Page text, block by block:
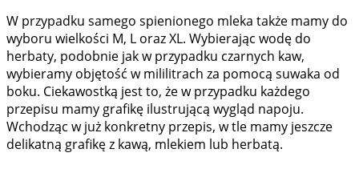
W przypadku samego spienionego mleka także mamy do
wyboru wielkości M, L oraz XL. Wybierając wodę do
herbaty, podobnie jak w przypadku czarnych kaw,
wybieramy objętość w mililitrach za pomocą suwaka od
boku. Ciekawostką jest to, że w przypadku każdego
przepisu mamy grafikę ilustrującą wygląd napoju.
Wchodząc w już konkretny przepis, w tle mamy jeszcze
delikatną grafikę z kawą, mlekiem lub herbatą.